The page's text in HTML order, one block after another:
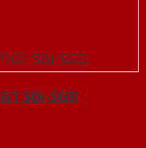
Sồi-SGD